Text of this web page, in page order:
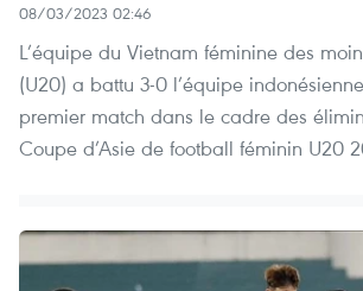
08/03/2023 02:46
L’équipe du Vietnam féminine des
(U20) a battu 3-0 l’équipe
premier match dans le cadre des
Coupe d’Asie de football féminin U20